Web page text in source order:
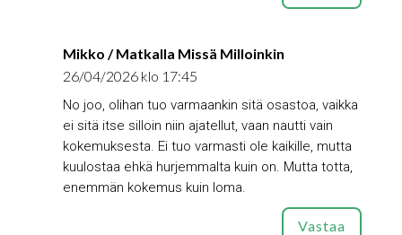
Mikko / Matkalla Missä Milloinkin
26/04/2026 klo 17:45
No joo, olihan tuo varmaankin sitä osastoa, vaikka
ei sitä itse silloin niin ajatellut, vaan nautti vain
kokemuksesta. Ei tuo varmasti ole kaikille, mutta
kuulostaa ehkä hurjemmalta kuin on. Mutta totta,
enemmän kokemus kuin loma.
Vastaa